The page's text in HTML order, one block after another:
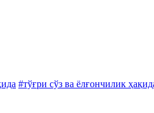
#тўғри сўз ва ёлғончилик